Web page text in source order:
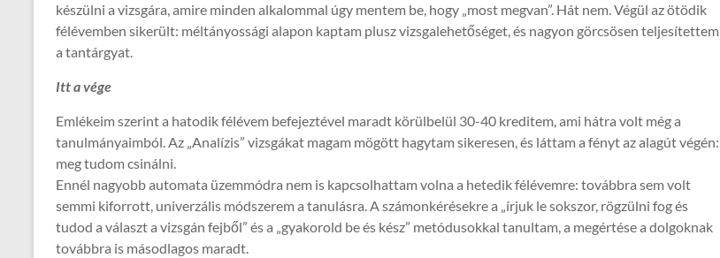
készülni a vizsgára, amire minden alkalommal úgy mentem be, hogy „most megvan”. Hát nem. Végül az ötödik
félévemben sikerült: méltányossági alapon kaptam plusz vizsgalehetőséget, és nagyon görcsösen teljesítettem
a tantárgyat.
Itt a vége
Emlékeim szerint a hatodik félévem befejeztével maradt körülbelül 30-40 kreditem, ami hátra volt még a
tanulmányaimból. Az „Analízis” vizsgákat magam mögött hagytam sikeresen, és láttam a fényt az alagút végén:
meg tudom csinálni.
Ennél nagyobb automata üzemmódra nem is kapcsolhattam volna a hetedik félévemre: továbbra sem volt
semmi kiforrott, univerzális módszerem a tanulásra. A számonkérésekre a „írjuk le sokszor, rögzülni fog és
tudod a választ a vizsgán fejből” és a „gyakorold be és kész” metódusokkal tanultam, a megértése a dolgoknak
továbbra is másodlagos maradt.